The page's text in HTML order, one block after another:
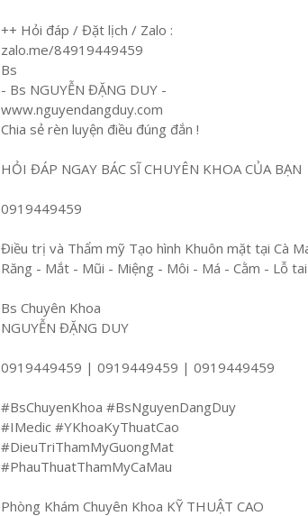
++ Hỏi đáp / Đặt lịch / Zalo :
zalo.me/84919449459
Bs
- Bs NGUYỄN ĐẶNG DUY -
www.nguyendangduy.com
Chia sẻ rèn luyện điều đúng đắn !
HỎI ĐÁP NGAY BÁC SĨ CHUYÊN KHOA CỦA BẠN
0919449459
Điều trị và Thẩm mỹ Tạo hình Khuôn mặt tại Cà
Răng - Mắt - Mũi - Miệng - Môi - Má - Cằm - Lỗ
Bs Chuyên Khoa
NGUYỄN ĐẶNG DUY
0919449459 | 0919449459 | 0919449459
#BsChuyenKhoa #BsNguyenDangDuy
#IMedic #YKhoaKyThuatCao
#DieuTriThamMyGuongMat
#PhauThuatThamMyCaMau
Phòng Khám Chuyên Khoa KỸ THUẬT CAO